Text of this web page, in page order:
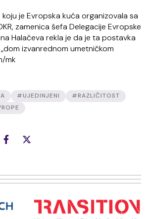
je Evropska kuća organizovala sa
zamenica šefa Delegacije Evropske
Halačeva rekla je da je ta postavka
izvanrednom umetničkom
mk
#UJEDINJENI
#RAZLIČITOST